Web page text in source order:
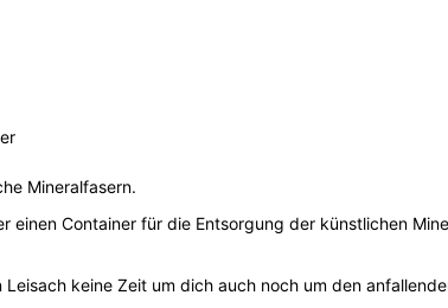
Mineralfasern.
einen Container für die Entsorgung der künstlichen
keine Zeit um dich auch noch um den